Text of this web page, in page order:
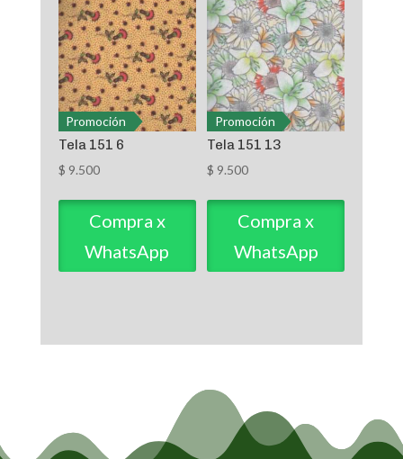
Promoción
Tela 151 6
$ 9.500
Compra x
WhatsApp
Promoción
Tela 151 13
$ 9.500
Compra x
WhatsApp